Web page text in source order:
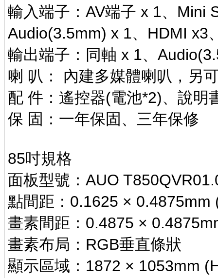
輸入端子：AV端子 x 1、Mini
Audio(3.5mm) x 1、HDMI x3
輸出端子：同軸 x 1、
喇 叭： 內建多媒體喇叭，另
配 件：遙控器(電池*2)、說明
保 固：一年保固、三年保修
85吋規格
面板型號：AUO
點間距：0.1625 × 0.4875mm
畫素間距：0.4875 ×
畫素布局：RGB垂直條狀
顯示區域：1872 × 1053mm